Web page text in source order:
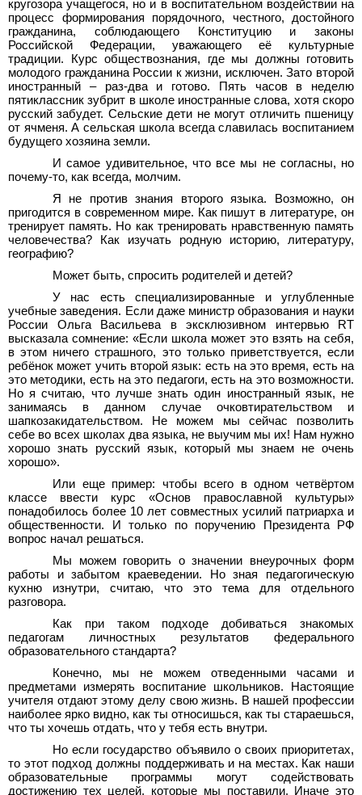
кругозора учащегося, но и в воспитательном воздействии на
процесс формирования порядочного, честного, достойного
гражданина, соблюдающего Конституцию и законы
Российской Федерации, уважающего её культурные
традиции. Курс обществознания, где мы должны готовить
молодого гражданина России к жизни, исключен. Зато второй
иностранный – раз-два и готово. Пять часов в неделю
пятиклассник зубрит в школе иностранные слова, хотя скоро
русский забудет. Сельские дети не могут отличить пшеницу
от ячменя. А сельская школа всегда славилась воспитанием
будущего хозяина земли.
И самое удивительное, что все мы не согласны, но
почему-то, как всегда, молчим.
Я не против знания второго языка. Возможно, он
пригодится в современном мире. Как пишут в литературе, он
тренирует память. Но как тренировать нравственную память
человечества? Как изучать родную историю, литературу,
географию?
Может быть, спросить родителей и детей?
У нас есть специализированные и углубленные
учебные заведения. Если даже министр образования и науки
России Ольга Васильева в эксклюзивном интервью RT
высказала сомнение: «Если школа может это взять на себя,
в этом ничего страшного, это только приветствуется, если
ребёнок может учить второй язык: есть на это время, есть на
это методики, есть на это педагоги, есть на это возможности.
Но я считаю, что лучше знать один иностранный язык, не
занимаясь в данном случае очковтирательством и
шапкозакидательством. Не можем мы сейчас позволить
себе во всех школах два языка, не выучим мы их! Нам нужно
хорошо знать русский язык, который мы знаем не очень
хорошо».
Или еще пример: чтобы всего в одном четвёртом
классе ввести курс «Основ православной культуры»
понадобилось более 10 лет совместных усилий патриарха и
общественности. И только по поручению Президента РФ
вопрос начал решаться.
Мы можем говорить о значении внеурочных форм
работы и забытом краеведении. Но зная педагогическую
кухню изнутри, считаю, что это тема для отдельного
разговора.
Как при таком подходе добиваться знакомых
педагогам личностных результатов федерального
образовательного стандарта?
Конечно, мы не можем отведенными часами и
предметами измерять воспитание школьников. Настоящие
учителя отдают этому делу свою жизнь. В нашей профессии
наиболее ярко видно, как ты относишься, как ты стараешься,
что ты хочешь отдать, что у тебя есть внутри.
Но если государство объявило о своих приоритетах,
то этот подход должны поддерживать и на местах. Как наши
образовательные программы могут содействовать
достижению тех целей, которые мы поставили. Иначе это